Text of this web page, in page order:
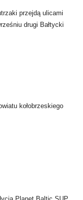
przejdą ulicami
drugi Bałtycki
kołobrzeskiego